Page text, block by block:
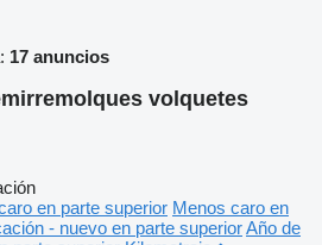
17 anuncios
volquetes
en parte superior Menos caro en
- nuevo en parte superiorAño de